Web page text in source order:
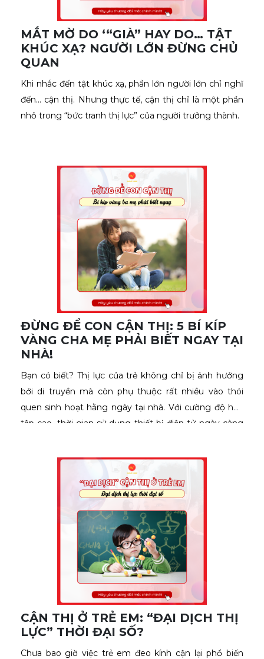
MẮT MỜ DO ‘“GIÀ” HAY DO… TẬT
KHÚC XẠ? NGƯỜI LỚN ĐỪNG CHỦ
QUAN
Khi nhắc đến tật khúc xạ, phần lớn người lớn chỉ nghĩ
đến… cận thị. Nhưng thực tế, cận thị chỉ là một phần
nhỏ trong “bức tranh thị lực” của người trưởng thành.
ĐỪNG ĐỂ CON CẬN THỊ: 5 BÍ KÍP
VÀNG CHA MẸ PHẢI BIẾT NGAY TẠI
NHÀ!
Bạn có biết? Thị lực của trẻ không chỉ bị ảnh hưởng
bởi di truyền mà còn phụ thuộc rất nhiều vào thói
quen sinh hoạt hằng ngày tại nhà. Với cường độ học
tập cao, thời gian sử dụng thiết bị điện tử ngày càng
nhỏ là điều cha mẹ không thể bỏ qua.
CẬN THỊ Ở TRẺ EM: “ĐẠI DỊCH THỊ
LỰC” THỜI ĐẠI SỐ?
Chưa bao giờ việc trẻ em đeo kính cận lại phổ biến